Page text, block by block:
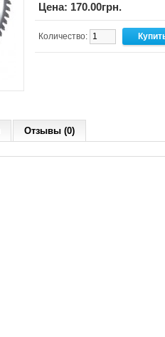
Цена: 170.00грн.
Количество:
Отзывы (0)